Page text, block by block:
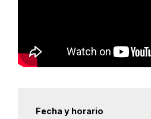
Fecha y horario